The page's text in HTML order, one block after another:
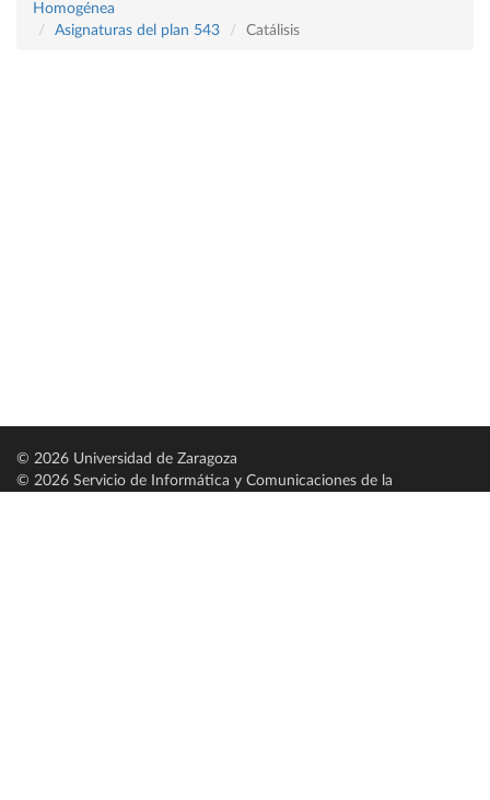
Homogénea
Asignaturas del plan 543
Catálisis
© 2026 Universidad de Zaragoza
© 2026 Servicio de Informática y Comunicaciones de la